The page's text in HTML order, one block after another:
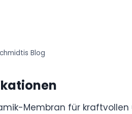
Blog
Membran für